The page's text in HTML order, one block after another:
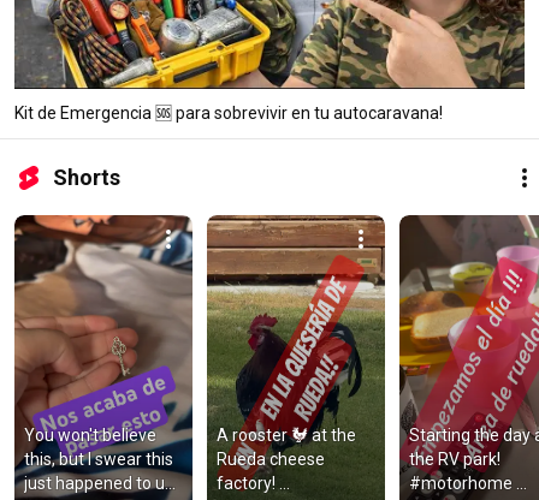
Kit de Emergencia 🆘 para sobrevivir en tu autocaravana!
Shorts
You won't believe
this, but I swear this
just happened to us
A rooster 🐓 at the
Rueda cheese
factory!
Starting the day
the RV park!
#motorhome